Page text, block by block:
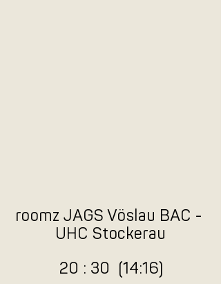
roomz JAGS Vöslau BAC -
UHC Stockerau
20 : 30  (14:16)